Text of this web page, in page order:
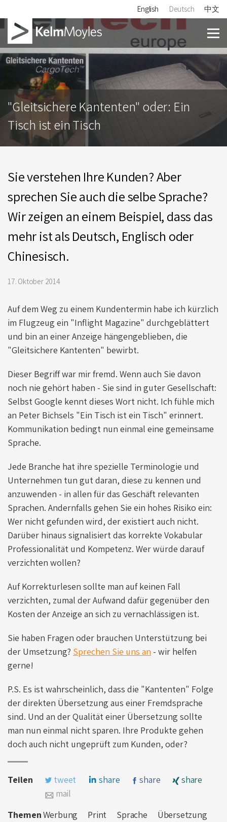
English Deutsch 中文
"Gleitsichere Kantenten" oder: Ein
Tisch ist ein Tisch
Sie verstehen Ihre Kunden? Aber
sprechen Sie auch die selbe Sprache?
Wir zeigen an einem Beispiel, dass das
mehr ist als Deutsch, Englisch oder
Chinesisch.
17. Oktober 2014
Auf dem Weg zu einem Kundentermin habe ich kürzlich
im Flugzeug ein "Inflight Magazine" durchgeblättert
und bin an einer Anzeige hängengeblieben, die
"Gleitsichere Kantenten" bewirbt.
Dieser Begriff war mir fremd. Wenn auch Sie davon
noch nie gehört haben - Sie sind in guter Gesellschaft:
Selbst Google kennt dieses Wort nicht. Ich fühle mich
an Peter Bichsels "Ein Tisch ist ein Tisch" erinnert.
Kommunikation bedingt nun einmal eine gemeinsame
Sprache.
Jede Branche hat ihre spezielle Terminologie und
Unternehmen tun gut daran, diese zu kennen und
anzuwenden - in allen für das Geschäft relevanten
Sprachen. Andernfalls gehen Sie ein hohes Risiko ein:
Wer nicht gefunden wird, der existiert auch nicht.
Darüber hinaus signalisiert das korrekte Vokabular
Professionalität und Kompetenz. Wer würde darauf
verzichten wollen?
Auf Korrekturlesen sollte man auf keinen Fall
verzichten, zumal der Aufwand dafür gegenüber den
Kosten der Anzeige an sich zu vernachlässigen ist.
Sie haben Fragen oder brauchen Unterstützung bei
der Umsetzung? Sprechen Sie uns an - wir helfen
gerne!
P.S. Es ist wahrscheinlich, dass die "Kantenten" Folge
der direkten Übersetzung aus einer Fremdsprache
sind. Und an der Qualität einer Übersetzung sollte
man nun einmal nicht sparen. Ihre Produkte gehen
doch auch nicht ungeprüft zum Kunden, oder?
Teilen tweet share share
share
mail
ThemenWerbung Print Sprache
Übersetzung